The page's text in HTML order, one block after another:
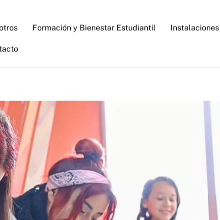
Formación y Bienestar Estudiantil Instalaciones